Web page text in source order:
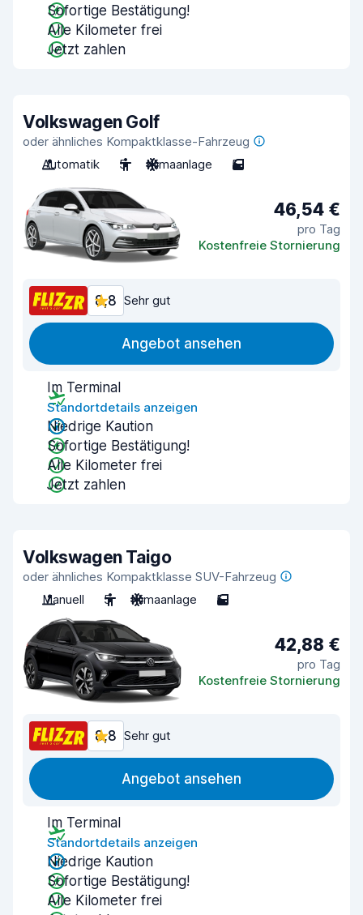
Sofortige Bestätigung!
Alle Kilometer frei
Jetzt zahlen
Volkswagen Golf
oder ähnliches Kompaktklasse-Fahrzeug
Automatik
5 Klimaanlage 5
46,54 €
pro Tag
Kostenfreie Stornierung
8,8 Sehr gut
Angebot ansehen
Im Terminal
Standortdetails anzeigen
Niedrige Kaution
Sofortige Bestätigung!
Alle Kilometer frei
Jetzt zahlen
Volkswagen Taigo
oder ähnliches Kompaktklasse SUV-Fahrzeug
Manuell
5 Klimaanlage 5
42,88 €
pro Tag
Kostenfreie Stornierung
8,8 Sehr gut
Angebot ansehen
Im Terminal
Standortdetails anzeigen
Niedrige Kaution
Sofortige Bestätigung!
Alle Kilometer frei